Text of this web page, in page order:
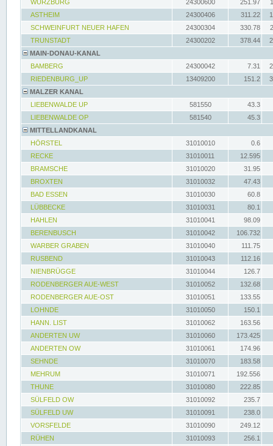
WÜRZBURG 24300600 251.97
ASTHEIM
24300406 311.22
SCHWEINFURT NEUER HAFEN
24300304 330.78
TRUNSTADT
24300202 378.44
MAIN-DONAU-KANAL
BAMBERG
24300042 7.31
RIEDENBURG_UP
13409200 151.2
MALZER KANAL
LIEBENWALDE UP
581550
43.3
LIEBENWALDE OP
581540
45.3
MITTELLANDKANAL
HÖRSTEL
31010010
0.6
RECKE
31010011
12.595
BRAMSCHE
31010020
31.95
BROXTEN
31010032
47.43
BAD ESSEN
31010030
60.8
LÜBBECKE
31010031
80.1
HAHLEN
31010041
98.09
BERENBUSCH
31010042
106.732
WARBER GRABEN
31010040
111.75
RUSBEND
31010043
112.16
NIENBRÜGGE
31010044
126.7
RODENBERGER AUE-WEST
31010052
132.68
RODENBERGER AUE-OST
31010051
133.55
LOHNDE
31010050
150.1
HANN. LIST
31010062
163.56
ANDERTEN UW
31010060
173.425
ANDERTEN OW
31010061
174.96
SEHNDE
31010070
183.58
MEHRUM
31010071
192.556
THUNE
31010080
222.85
SÜLFELD OW
31010092
235.7
SÜLFELD UW
31010091
238.0
VORSFELDE
31010090
249.12
RÜHEN
31010093
256.1